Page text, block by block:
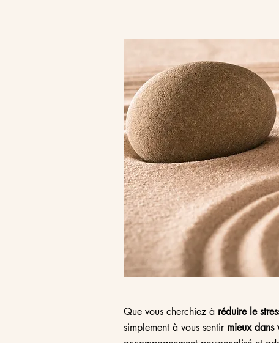
Que vous cherchiez à réduire le
simplement à vous sentir mieux dans